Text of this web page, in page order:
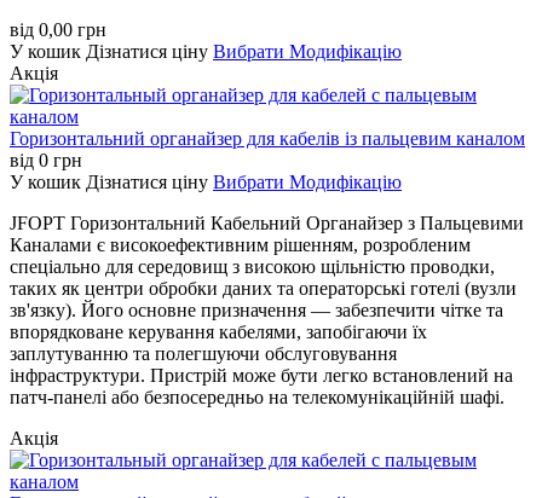
від 0,00 грн
У кошик Дізнатися ціну Вибрати Модифікацію
Акція
Горизонтальний органайзер для кабелів із пальцевим каналом
від 0 грн
У кошик Дізнатися ціну Вибрати Модифікацію
JFOPT Горизонтальний Кабельний Органайзер з Пальцевими
Каналами є високоефективним рішенням, розробленим
спеціально для середовищ з високою щільністю проводки,
таких як центри обробки даних та операторські готелі (вузли
зв'язку). Його основне призначення — забезпечити чітке та
впорядковане керування кабелями, запобігаючи їх
заплутуванню та полегшуючи обслуговування
інфраструктури. Пристрій може бути легко встановлений на
патч-панелі або безпосередньо на телекомунікаційній шафі.
Акція